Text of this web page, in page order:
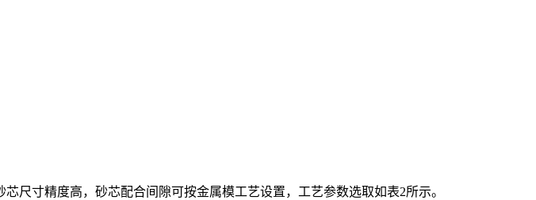
尺寸精度高，砂芯配合间隙可按金属模工艺设置，工艺参数选取如表2所示。